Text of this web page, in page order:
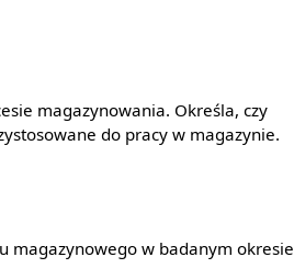
magazynowania. Określa, czy
do pracy w magazynie.
magazynowego w badanym okresie